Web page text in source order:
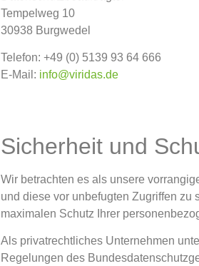
Tempelweg 10
30938 Burgwedel
Telefon: +49 (0) 5139 93 64 666
E-Mail: info@viridas.de
Sicherheit und
Wir betrachten es als unsere
und diese vor unbefugten Zugriffen
maximalen Schutz Ihrer
Als privatrechtliches Unternehmen
Regelungen des